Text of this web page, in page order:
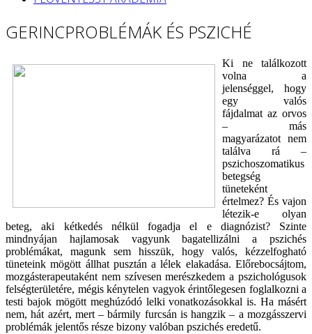
GERINCPROBLÉMÁK ÉS PSZICHÉ
Ki ne találkozott
volna a
jelenséggel, hogy
egy valós
fájdalmat az orvos
– más
magyarázatot nem
találva rá –
pszichoszomatikus
betegség
tüneteként
értelmez? És vajon
létezik-e olyan
beteg, aki kétkedés nélkül fogadja el e diagnózist? Szinte
mindnyájan hajlamosak vagyunk bagatellizálni a pszichés
problémákat, magunk sem hisszük, hogy valós, kézzelfogható
tüneteink mögött állhat pusztán a lélek elakadása. Előrebocsájtom,
mozgásterapeutaként nem szívesen merészkedem a pszichológusok
felségterületére, mégis kénytelen vagyok érintőlegesen foglalkozni a
testi bajok mögött meghúzódó lelki vonatkozásokkal is. Ha másért
nem, hát azért, mert – bármily furcsán is hangzik – a mozgásszervi
problémák jelentős része bizony valóban pszichés eredetű.